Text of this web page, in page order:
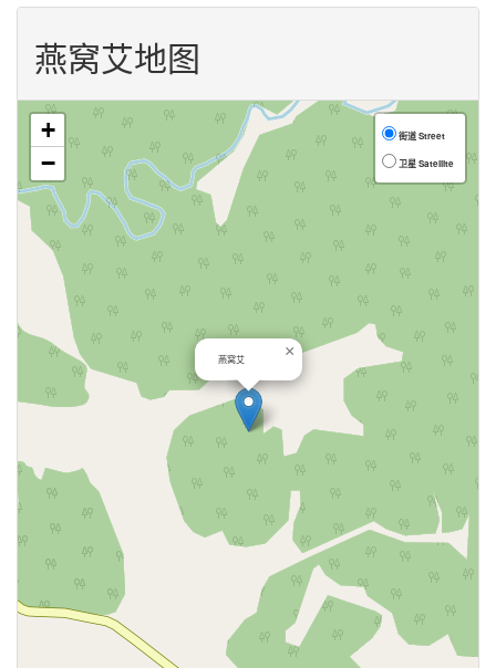
燕窝艾地图
燕窝艾 ×
+
−
街道 Street
卫星 Satellite